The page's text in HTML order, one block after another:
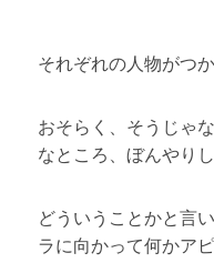
それぞれの人物がつ
おそらく、そうじゃ
なところ、ぼんやり
どういうことかと言
ラに向かって何かア